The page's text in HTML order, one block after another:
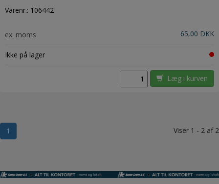
Varenr.: 106442
ex. moms 65,00 DKK
Ikke på lager
Læg i kurven
Viser 1 - 2 af 2
1